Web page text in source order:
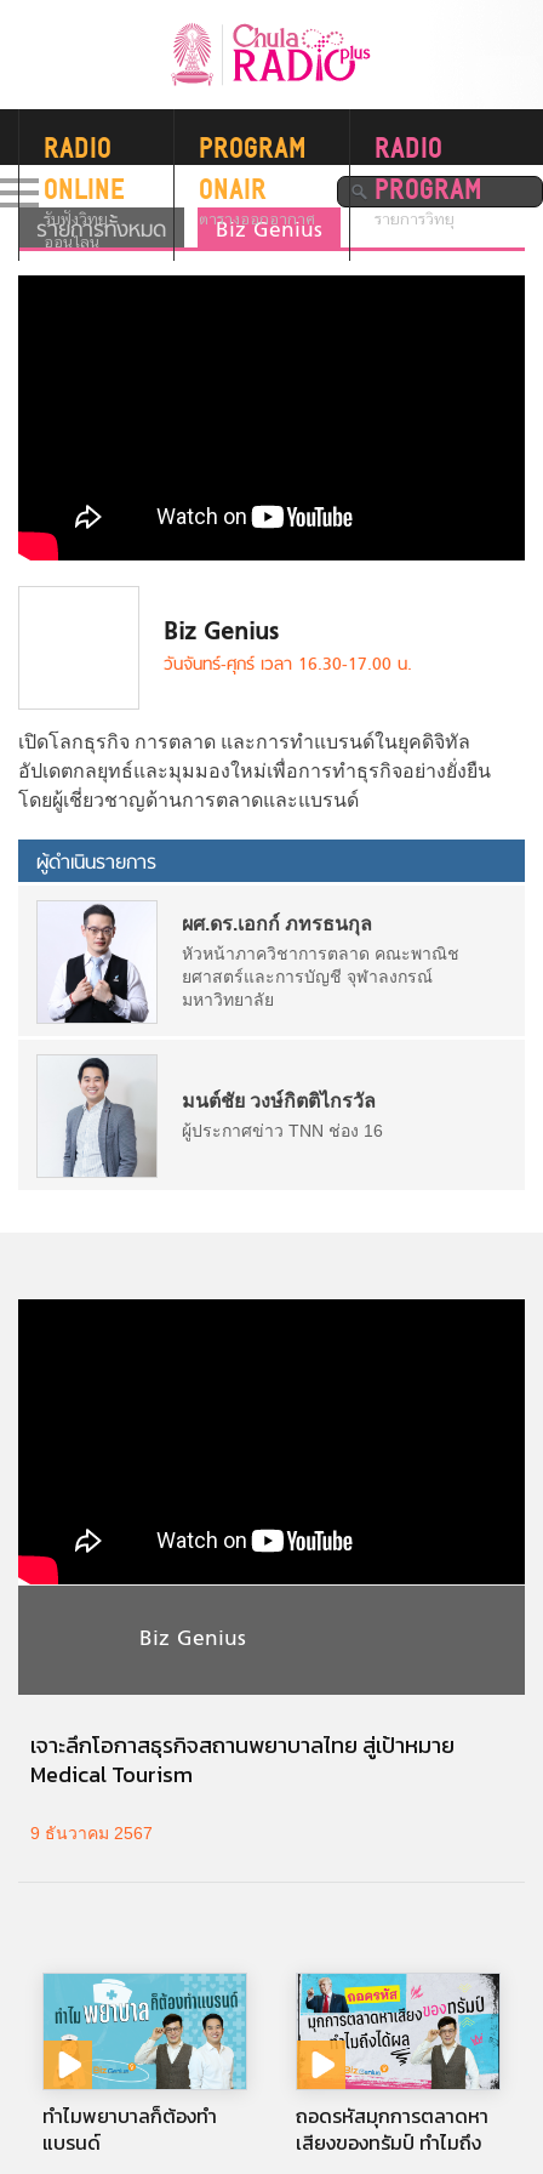
RADIO
ONLINE
รับฟังวิทยุ
ออนไลน์
PROGRAM
ONAIR
ตารางออกอากาศ
RADIO
PROGRAM
รายการวิทยุ
รายการทั้งหมด Biz Genius
Biz Genius
วันจันทร์-ศุกร์ เวลา 16.30-17.00 น.
เปิดโลกธุรกิจ การตลาด และการทำแบรนด์ในยุคดิจิทัล
อัปเดตกลยุทธ์และมุมมองใหม่เพื่อการทำธุรกิจอย่างยั่งยืน
โดยผู้เชี่ยวชาญด้านการตลาดและแบรนด์
ผู้ดำเนินรายการ
ผศ.ดร.เอกก์ ภทรธนกุล
หัวหน้าภาควิชาการตลาด คณะพาณิช
ยศาสตร์และการบัญชี จุฬาลงกรณ์
มหาวิทยาลัย
มนต์ชัย วงษ์กิตติไกรวัล
ผู้ประกาศข่าว TNN ช่อง 16
Biz Genius
เจาะลึกโอกาสธุรกิจสถานพยาบาลไทย สู่เป้าหมาย
Medical Tourism
9 ธันวาคม 2567
ทำไมพยาบาลก็ต้องทำ
แบรนด์
ถอดรหัสมุกการตลาดหา
เสียงของทรัมป์ ทำไมถึง